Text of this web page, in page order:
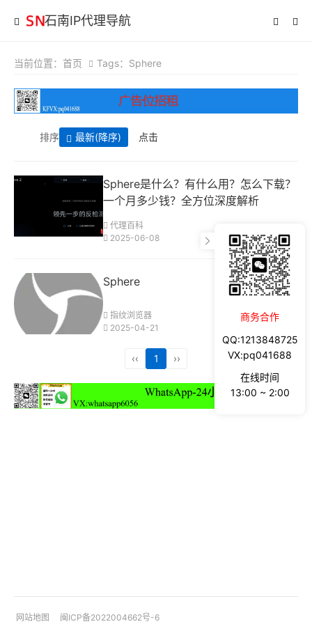
石南IP代理导航
当前位置： 首页 Tags：Sphere
排序 最新(降序) 点击
Sphere是什么？有什么用？怎么下载？
一个月多少钱？全方位深度解析
代理百科
2025-06-08
Sphere
指纹浏览器
2025-04-21
‹‹ 1 ››
网站地图 闽ICP备2022004662号-6
商务合作
QQ:1213848725
VX:pq041688
在线时间
13:00 ~ 2:00